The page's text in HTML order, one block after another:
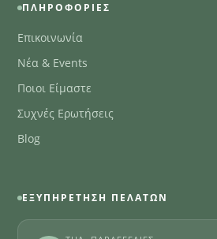
ΠΛΗΡΟΦΟΡΊΕΣ
Επικοινωνία
Νέα & Events
Ποιοι Είμαστε
Συχνές Ερωτήσεις
Blog
ΕΞΥΠΗΡΈΤΗΣΗ ΠΕΛΑΤΏΝ